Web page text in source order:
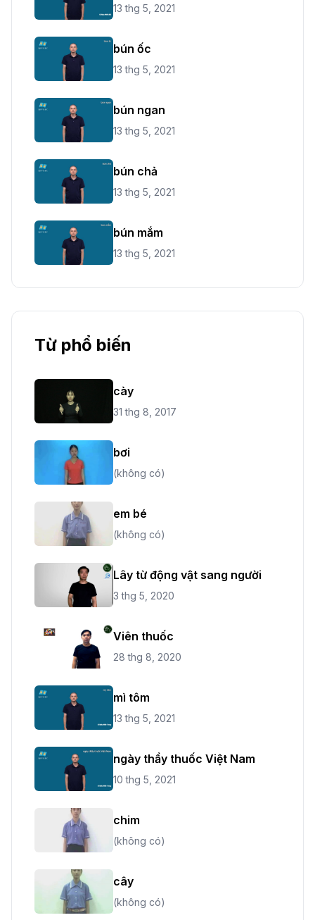
13 thg 5, 2021
bún ốc
13 thg 5, 2021
bún ngan
13 thg 5, 2021
bún chả
13 thg 5, 2021
bún mắm
13 thg 5, 2021
Từ phổ biến
cày
31 thg 8, 2017
bơi
(không có)
em bé
(không có)
Lây từ động vật sang người
3 thg 5, 2020
Viên thuốc
28 thg 8, 2020
mì tôm
13 thg 5, 2021
ngày thầy thuốc Việt Nam
10 thg 5, 2021
chim
(không có)
cây
(không có)